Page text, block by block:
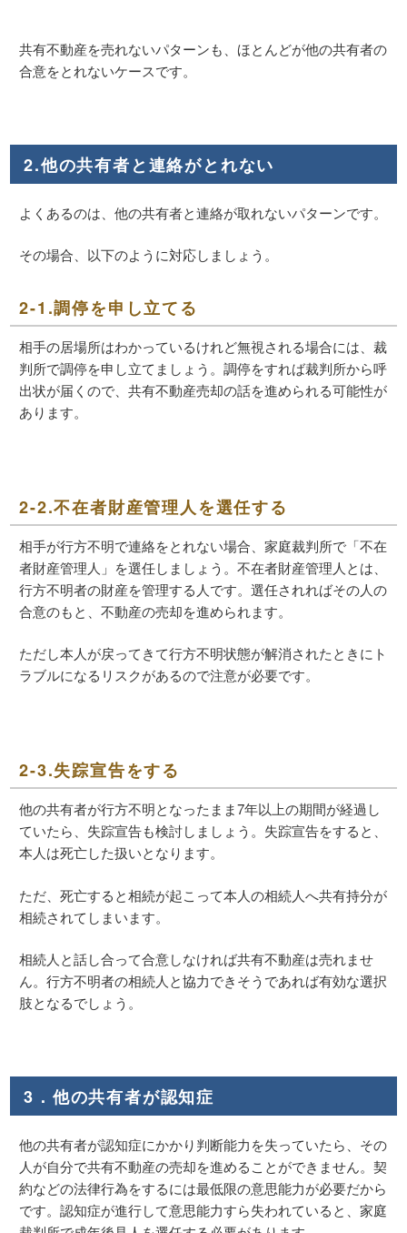
共有不動産を売れないパターンも、ほとんどが他の共有者の
合意をとれないケースです。
2.他の共有者と連絡がとれない
よくあるのは、他の共有者と連絡が取れないパターンです。
その場合、以下のように対応しましょう。
2-1.調停を申し立てる
相手の居場所はわかっているけれど無視される場合には、裁
判所で調停を申し立てましょう。調停をすれば裁判所から呼
出状が届くので、共有不動産売却の話を進められる可能性が
あります。
2-2.不在者財産管理人を選任する
相手が行方不明で連絡をとれない場合、家庭裁判所で「不在
者財産管理人」を選任しましょう。不在者財産管理人とは、
行方不明者の財産を管理する人です。選任されればその人の
合意のもと、不動産の売却を進められます。
ただし本人が戻ってきて行方不明状態が解消されたときにト
ラブルになるリスクがあるので注意が必要です。
2-3.失踪宣告をする
他の共有者が行方不明となったまま7年以上の期間が経過し
ていたら、失踪宣告も検討しましょう。失踪宣告をすると、
本人は死亡した扱いとなります。
ただ、死亡すると相続が起こって本人の相続人へ共有持分が
相続されてしまいます。
相続人と話し合って合意しなければ共有不動産は売れませ
ん。行方不明者の相続人と協力できそうであれば有効な選択
肢となるでしょう。
3．他の共有者が認知症
他の共有者が認知症にかかり判断能力を失っていたら、その
人が自分で共有不動産の売却を進めることができません。契
約などの法律行為をするには最低限の意思能力が必要だから
です。認知症が進行して意思能力すら失われていると、家庭